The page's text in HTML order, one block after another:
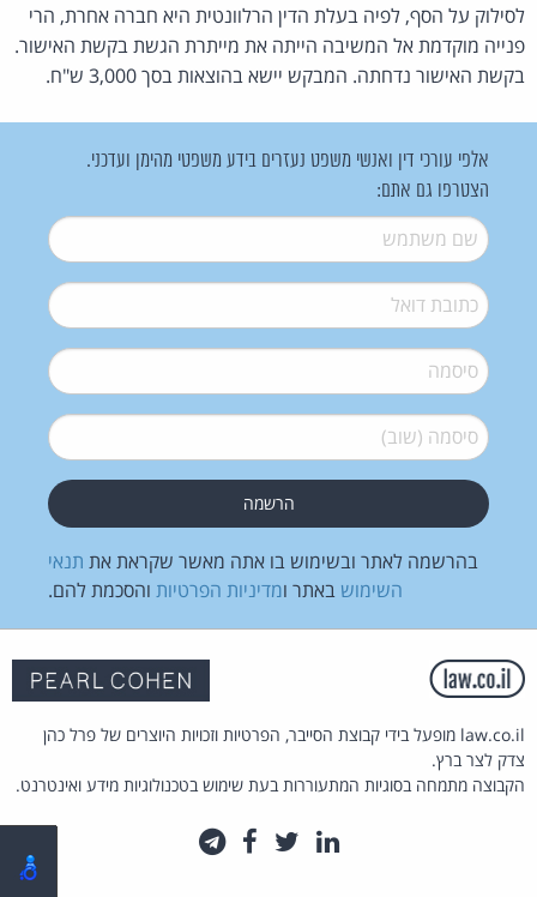
לסילוק על הסף, לפיה בעלת הדין הרלוונטית היא חברה אחרת, הרי
פנייה מוקדמת אל המשיבה הייתה את מייתרת הגשת בקשת האישור.
בקשת האישור נדחתה. המבקש יישא בהוצאות בסך 3,000 ש"ח.
אלפי עורכי דין ואנשי משפט נעזרים בידע משפטי מהימן ועדכני.
הצטרפו גם אתם:
שם משתמש*
דואל*
סיסמה*
סיסמה (שוב)*
בהרשמה לאתר ובשימוש בו אתה מאשר שקראת את תנאי
השימוש באתר ומדיניות הפרטיות והסכמת להם.
law.co.il מופעל בידי קבוצת הסייבר, הפרטיות וזכויות היוצרים של פרל כהן
צדק לצר ברץ.
הקבוצה מתמחה בסוגיות המתעוררות בעת שימוש בטכנולוגיות מידע ואינטרנט.
לינקדאין
טוויטרפייסבוק